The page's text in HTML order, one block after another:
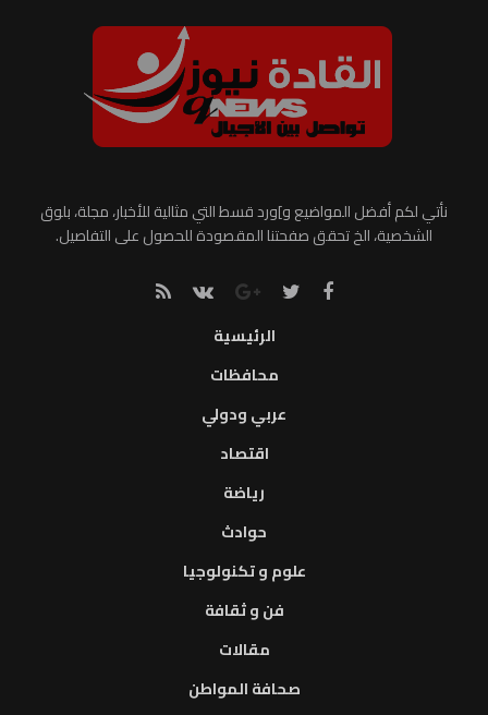
نأتي لكم أفضل المواضيع و]ورد قسط التي مثالية للأخبار، مجلة، بلوق
الشخصية، الخ تحقق صفحتنا المقصودة للحصول على التفاصيل.
الرئيسية
محافظات
عربي ودولي
اقتصاد
رياضة
حوادث
علوم و تكنولوجيا
فن و ثقافة
مقالات
صحافة المواطن